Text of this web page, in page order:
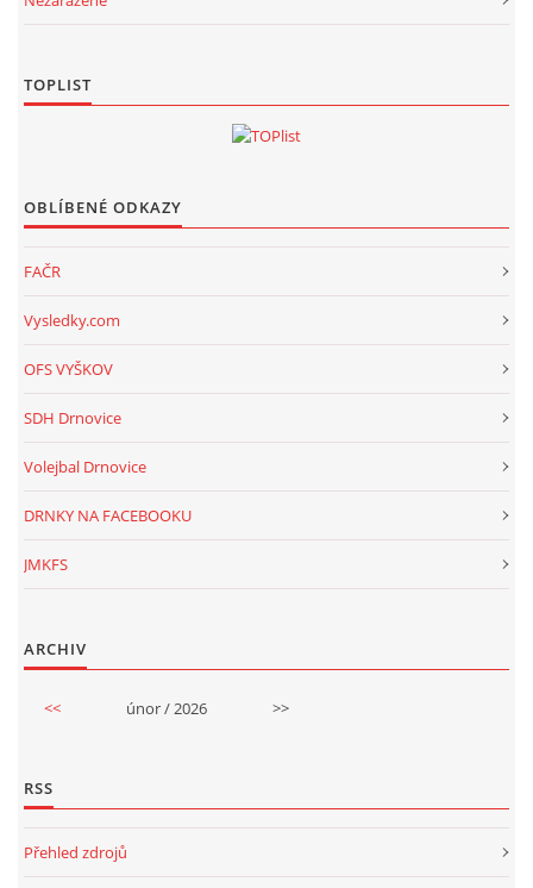
TOPLIST
OBLÍBENÉ ODKAZY
FAČR
Vysledky.com
OFS VYŠKOV
SDH Drnovice
Volejbal Drnovice
DRNKY NA FACEBOOKU
JMKFS
ARCHIV
<< únor / 2026 >>
RSS
Přehled zdrojů